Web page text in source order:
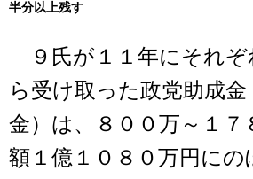
半分以上残す
９氏が１１年にそれぞ
ら受け取った政党助成
金）は、８００万～１７
額１億１０８０万円にの